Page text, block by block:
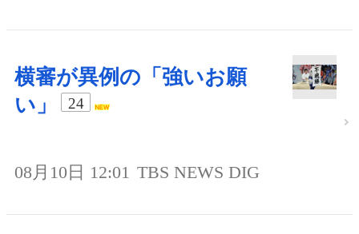
横審が異例の「強いお願
い」
24
08月10日 12:01 TBS NEWS DIG